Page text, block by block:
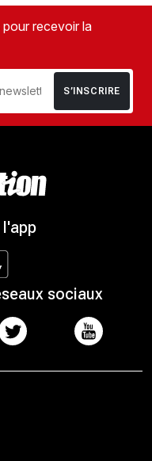
recevoir la
S’INSCRIRE
sociaux